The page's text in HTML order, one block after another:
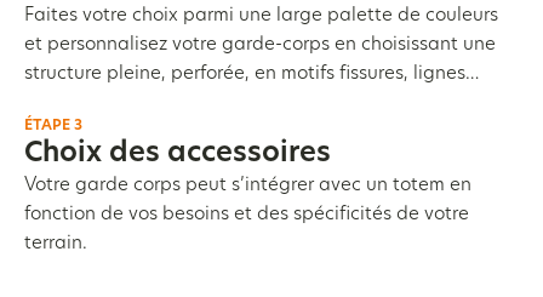
Faites votre choix parmi une large palette de couleurs
et personnalisez votre garde-corps en choisissant une
structure pleine, perforée, en motifs fissures, lignes…
ÉTAPE 3
Choix des accessoires
Votre garde corps peut s’intégrer avec un totem en
fonction de vos besoins et des spécificités de votre
terrain.